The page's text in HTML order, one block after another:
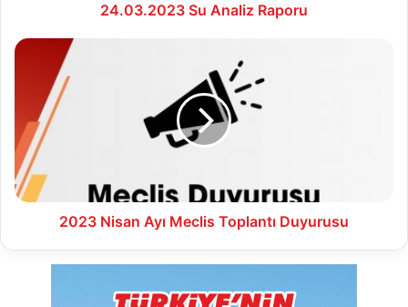
24.03.2023 Su Analiz Raporu
2023
Meclis
Toplantı
Duyurusu
2023 Nisan Ayı Meclis Toplantı Duyurusu